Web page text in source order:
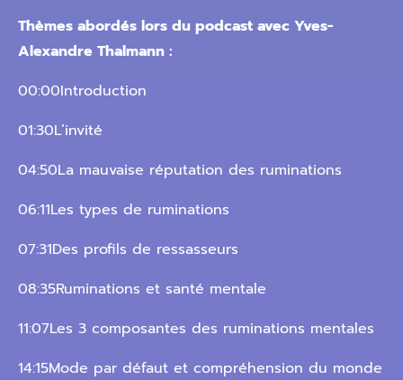
Thèmes abordés lors du podcast avec Yves-
Alexandre Thalmann :
00:00Introduction
01:30L’invité
04:50La mauvaise réputation des ruminations
06:11Les types de ruminations
07:31Des profils de ressasseurs
08:35Ruminations et santé mentale
11:07Les 3 composantes des ruminations mentales
14:15Mode par défaut et compréhension du monde